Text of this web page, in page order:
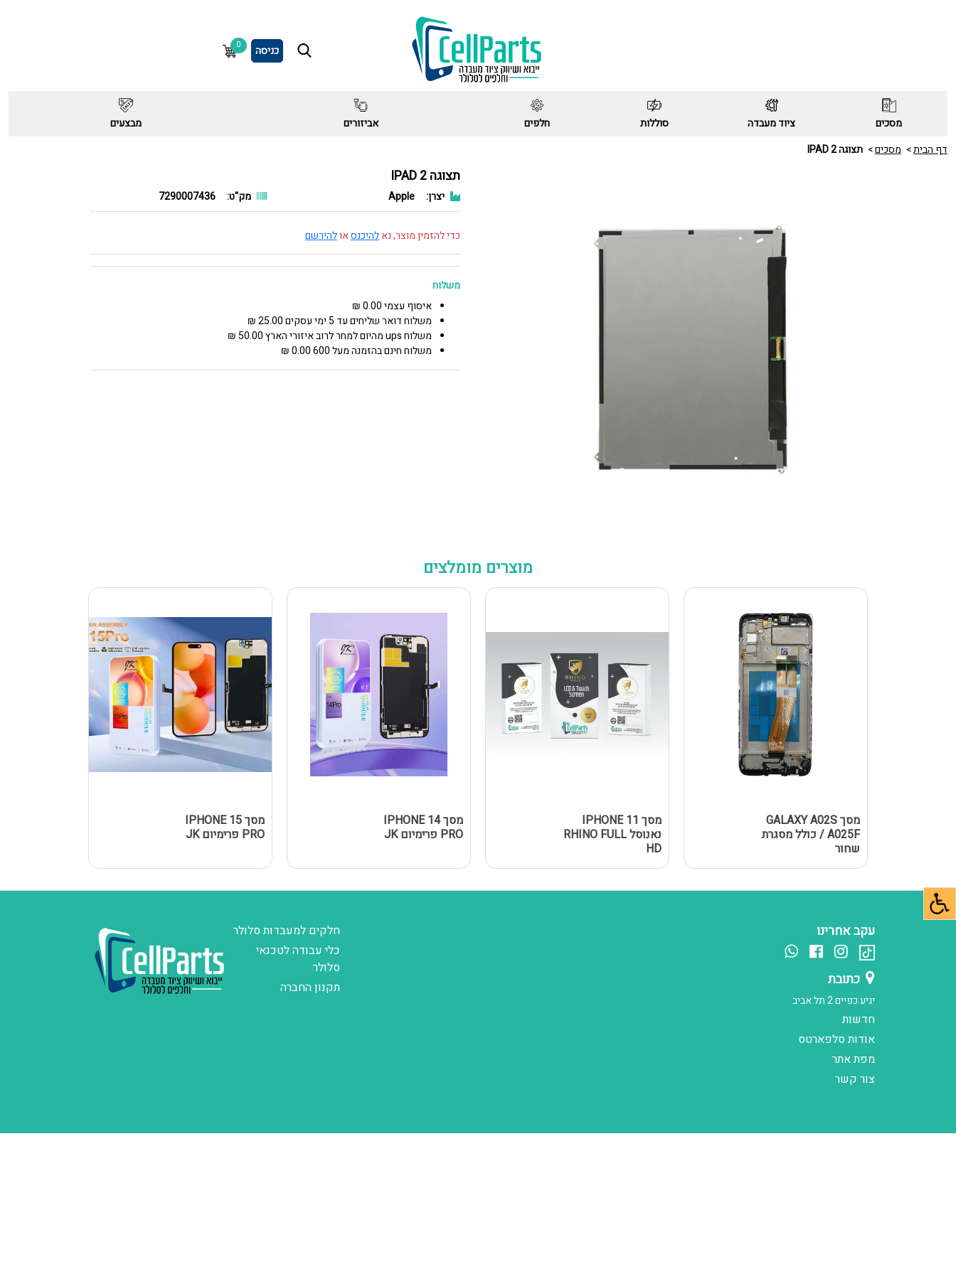
כניסה 0
מסכים ציוד מעבדה סוללות חלפים אביזורים
מבצעים
דף הבית
מסכים תצוגה IPAD 2
תצוגה IPAD 2
יצרן: Apple מק"ט: 7290007436
כדי להזמין מוצר, נאלהיכנסאולהירשם
משלוח
איסוף עצמי 0.00 ₪
משלוח דואר שליחים עד 5 ימי עסקים 25.00 ₪
משלוח ups מהיום למחר לרוב איזורי הארץ 50.00 ₪
משלוח חינם בהזמנה מעל 600 0.00 ₪
מוצרים מומלצים
מסך GALAXY A02S
/ A025F כולל מסגרת
שחור
מסך IPHONE 11
נאנוסל RHINO FULL
HD
מסך IPHONE 14
PRO פרימיום JK
מסך IPHONE 15
PRO פרימיום JK
עקב אחרינו
כתובת
יגיע כפיים 2 תל אביב
חדשות
אודות סלפארטס
מפת אתר
צור קשר
חלקים למעבדות סלולר
כלי עבודה לטכנאי
סלולר
תקנון החברה